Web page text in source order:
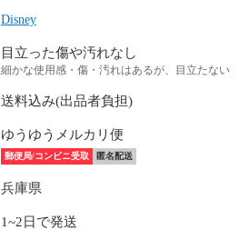
Disney
目立った傷や汚れなし
細かな使用感・傷・汚れはあるが、目立たない
送料込み(出品者負担)
ゆうゆうメルカリ便
郵便局/コンビニ受取 匿名配送
兵庫県
1~2日で発送